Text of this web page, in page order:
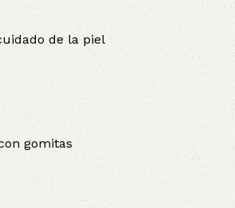
de la piel
gomitas